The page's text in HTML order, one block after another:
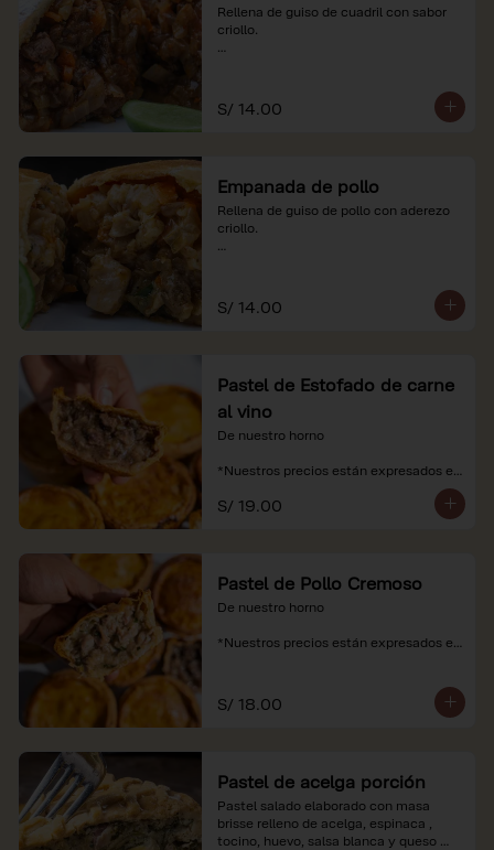
Rellena de guiso de cuadril con sabor
criollo.
S/ 14.00
Empanada de pollo
Rellena de guiso de pollo con aderezo
criollo.
S/ 14.00
Pastel de Estofado de carne
al vino
De nuestro horno
*Nuestros precios están expresados en
recargo al consumo.
S/ 19.00
Pastel de Pollo Cremoso
De nuestro horno
*Nuestros precios están expresados en
S/ 18.00
Pastel de acelga porción
Pastel salado elaborado con masa
brisse relleno de acelga, espinaca ,
tocino, huevo, salsa blanca y queso